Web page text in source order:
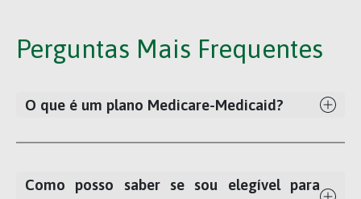
Perguntas Mais Frequentes
O que é um plano Medicare-Medicaid?
Como posso saber se sou elegível para